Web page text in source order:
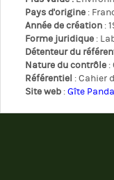
Pays d'origine :
Année de création :
Forme juridique :
Détenteur du
Nature du contrôle :
Référentiel : Cahier
Site web :Gîte Panda